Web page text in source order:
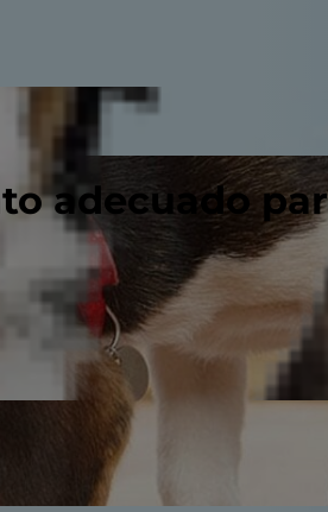
adecuado